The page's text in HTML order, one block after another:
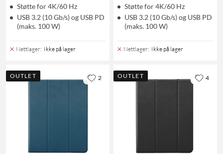
Støtte for 4K/60 Hz
USB 3.2 (10 Gb/s) og USB PD
(maks. 100 W)
Nettlager: Ikke på lager
Støtte for 4K/60 Hz
USB 3.2 (10 Gb/s) og USB PD
(maks. 100 W)
Nettlager: Ikke på lager
OUTLET 2 OUTLET 4